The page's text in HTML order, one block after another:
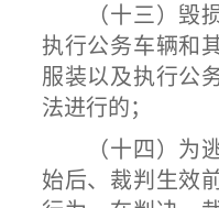
（十三）毁损
执行公务车辆和
服装以及执行公
法进行的；
（十四）为逃
始后、裁判生效